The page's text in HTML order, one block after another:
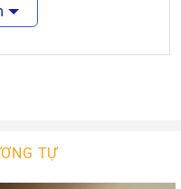
hộ chung cư, biệt thự
gỗ óc chó sang
TỰ